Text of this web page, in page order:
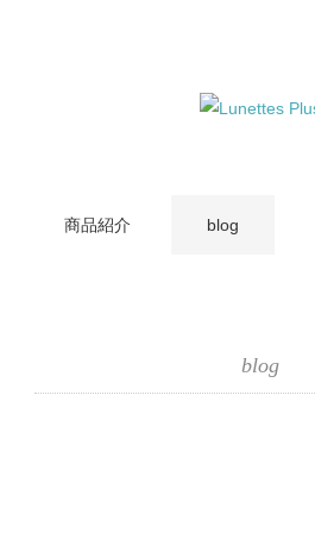
商品紹介 blog
blog